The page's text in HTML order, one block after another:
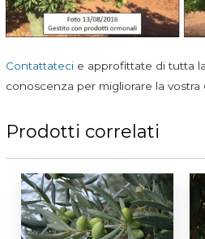
Contattateci e approfittate di tutta
conoscenza per migliorare la vostra
Prodotti correlati